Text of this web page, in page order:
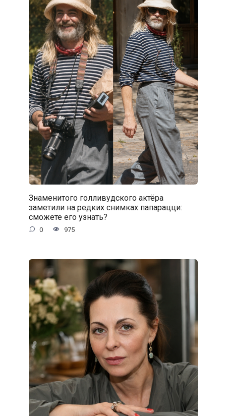
Знаменитого голливудского актёра
заметили на редких снимках папарацци:
сможете его узнать?
0 975